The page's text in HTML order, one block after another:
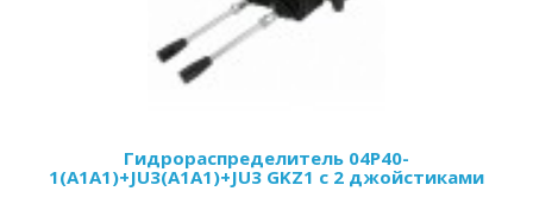
Гидрoраспределитель 04Р40-
1(А1А1)+JU3(А1А1)+JU3 GKZ1 с 2 джойстиками